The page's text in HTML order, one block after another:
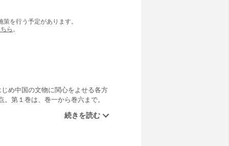
を行う予定があります。
ら 。
め中国の文物に関心をよせる各方
第１巻は、巻一から巻六まで。